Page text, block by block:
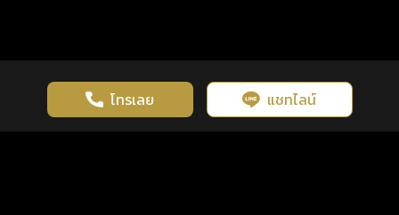
โทรเลย แชทไลน์
เว็บไซต์นี้มีการใช้งานคุกกี้ เพื่อเพิ่มประสิทธิภาพและประสบการณ์ที่ดี
ในการใช้งานเว็บไซต์ นโยบายความเป็นส่วนตัว
รู้ก่อน พร้อมกว่า ทุกจังหวะชีวิต คลิกดูดวงฟรี